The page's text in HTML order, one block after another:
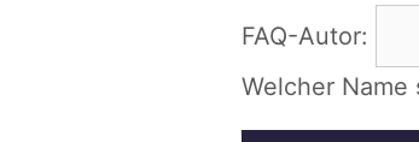
FAQ-Autor:
Welcher Name